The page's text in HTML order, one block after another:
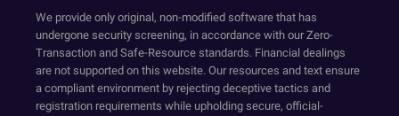
We provide only original, non-modified software that has
undergone security screening, in accordance with our Zero-
Transaction and Safe-Resource standards. Financial dealings
are not supported on this website. Our resources and text ensure
a compliant environment by rejecting deceptive tactics and
registration requirements while upholding secure, official-